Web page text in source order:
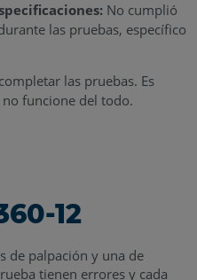
No cumplió
las pruebas, específico
las pruebas. Es
funcione del todo.
12
de palpación y una de
tienen errores y cada